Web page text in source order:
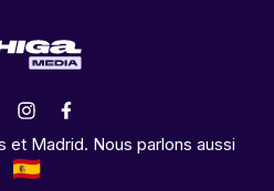
et Madrid. Nous parlons aussi